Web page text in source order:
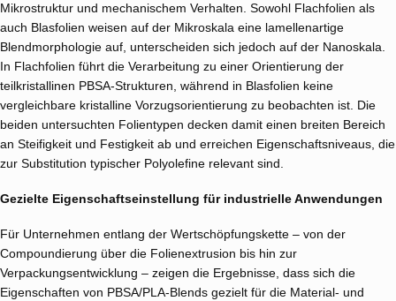
Mikrostruktur und mechanischem Verhalten. Sowohl Flachfolien als
auch Blasfolien weisen auf der Mikroskala eine lamellenartige
Blendmorphologie auf, unterscheiden sich jedoch auf der Nanoskala.
In Flachfolien führt die Verarbeitung zu einer Orientierung der
teilkristallinen PBSA-Strukturen, während in Blasfolien keine
vergleichbare kristalline Vorzugsorientierung zu beobachten ist. Die
beiden untersuchten Folientypen decken damit einen breiten Bereich
an Steifigkeit und Festigkeit ab und erreichen Eigenschaftsniveaus, die
zur Substitution typischer Polyolefine relevant sind.
Gezielte Eigenschaftseinstellung für industrielle Anwendungen
Für Unternehmen entlang der Wertschöpfungskette – von der
Compoundierung über die Folienextrusion bis hin zur
Verpackungsentwicklung – zeigen die Ergebnisse, dass sich die
Eigenschaften von PBSA/PLA-Blends gezielt für die Material- und